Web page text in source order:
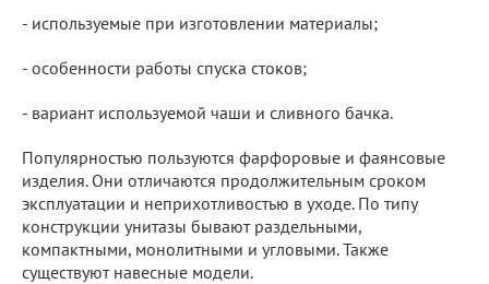
- используемые при изготовлении материалы;
- особенности работы спуска стоков;
- вариант используемой чаши и сливного бачка.
Популярностью пользуются фарфоровые и фаянсовые
изделия. Они отличаются продолжительным сроком
эксплуатации и неприхотливостью в уходе. По типу
конструкции унитазы бывают раздельными,
компактными, монолитными и угловыми. Также
существуют навесные модели.